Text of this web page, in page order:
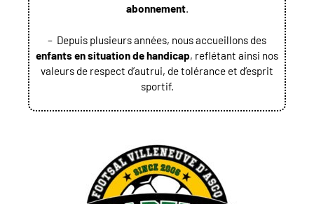
abonnement.
– Depuis plusieurs années, nous accueillons des
enfants en situation de handicap, reflétant ainsi nos
valeurs de respect d’autrui, de tolérance et d’esprit
sportif.